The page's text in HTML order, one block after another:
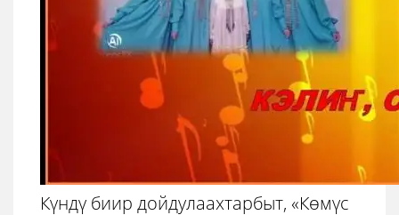
Күндү биир дойдулаахтарбыт, «Көмүс